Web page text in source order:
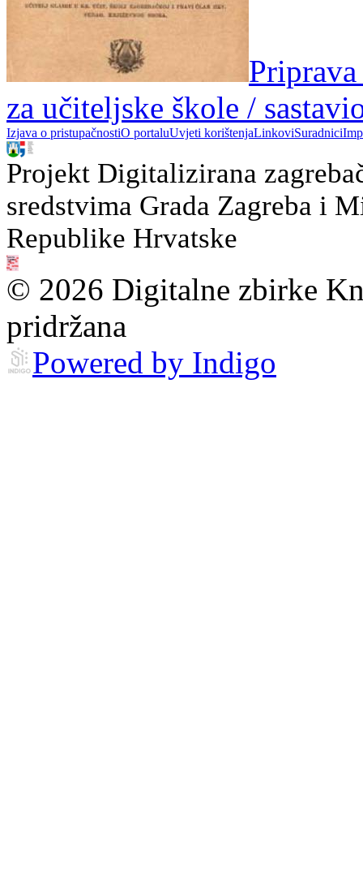
za učiteljske škole /
Izjava o pristupačnostiO portaluUvjeti korištenjaLinkoviSuradnici
Projekt Digitalizirana
sredstvima Grada Zagreba i
Republike Hrvatske
© 2026 Digitalne zbirke
pridržana
Powered by Indigo